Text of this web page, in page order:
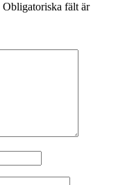
Obligatoriska fält är